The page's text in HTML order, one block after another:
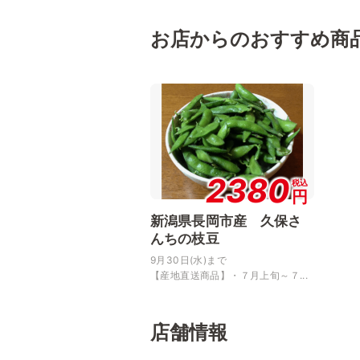
お店からのおすすめ商
2380税込
円
新潟県長岡市産 久保さ
んちの枝豆
9月30日(水)まで
【産地直送商品】・７月上旬～７...
店舗情報